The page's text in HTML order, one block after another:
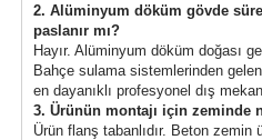
2. Alüminyum döküm gövde
paslanır mı?
Hayır. Alüminyum döküm doğası
Bahçe sulama sistemlerinden
en dayanıklı profesyonel dış
3. Ürünün montajı için zeminde
Ürün flanş tabanlıdır. Beton zemin